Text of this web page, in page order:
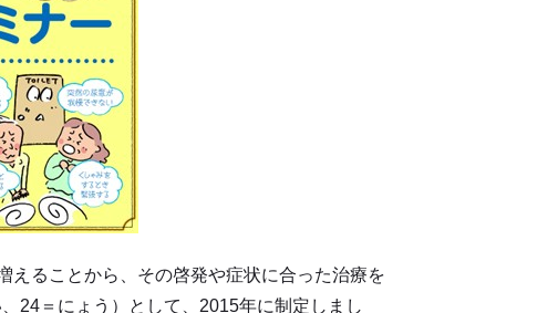
ることから、その啓発や症状に合った治療を
24＝にょう）として、2015年に制定しまし